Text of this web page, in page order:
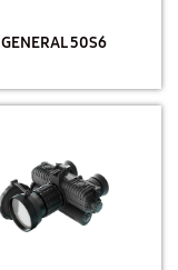
GENERAL 50S6